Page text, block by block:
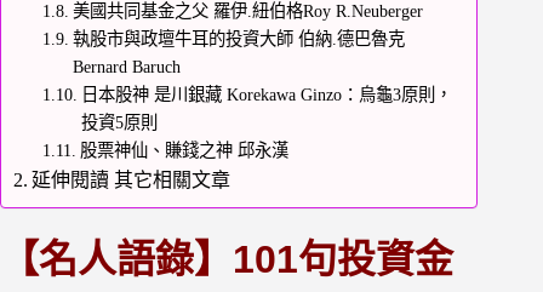
美國共同基金之父 羅伊.紐伯格Roy R.Neuberger
執股市與政壇牛耳的投資大師 伯納.德巴魯克
Bernard Baruch
日本股神 是川銀藏 Korekawa Ginzo：烏龜3原則，
投資5原則
股票神仙、賺錢之神 邱永漢
延伸閱讀 其它相關文章
【名人語錄】101句投資金